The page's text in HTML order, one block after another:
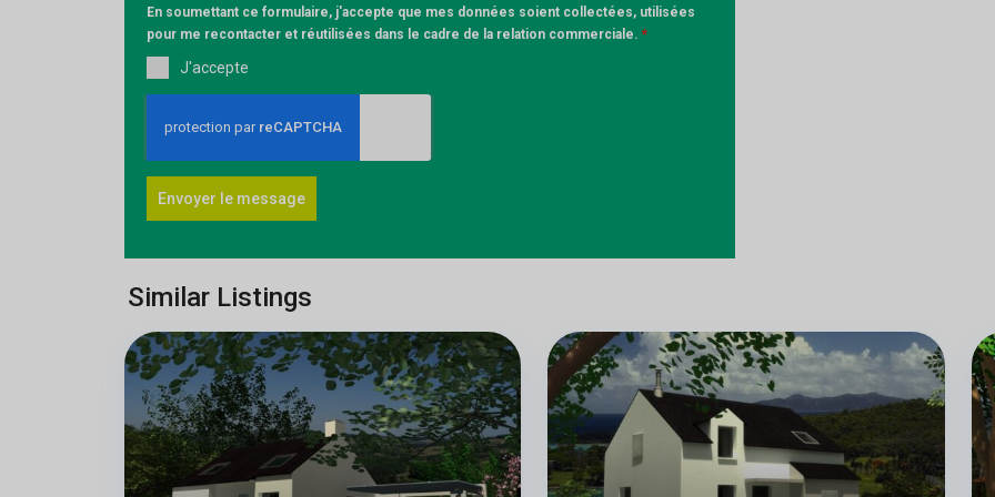
En soumettant ce formulaire, j'accepte que mes données soient collectées, utilisées
pour me recontacter et réutilisées dans le cadre de la relation commerciale. *
J'accepte
Envoyer le message
Similar Listings